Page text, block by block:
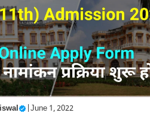
June 1, 2022